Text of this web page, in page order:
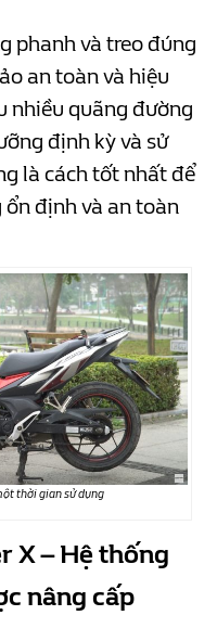
phanh và treo đúng
an toàn và hiệu
nhiều quãng đường
định kỳ và sử
là cách tốt nhất để
định và an toàn
thời gian sử dụng
X – Hệ thống
nâng cấp